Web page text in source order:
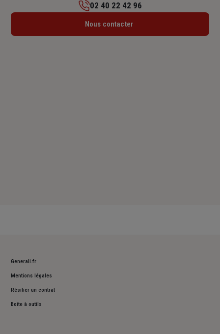
Lundi : 09h – 12h / 14h – 18h
02 40 22 42 96
Nous contacter
Generali.fr
Mentions légales
Résilier un contrat
Boite à outils